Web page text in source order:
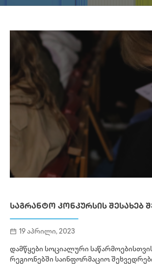
ᲡᲐᲒᲠᲐᲜᲢᲝ ᲙᲝᲜᲙᲣᲠᲡᲘᲡ ᲨᲔᲡᲐᲮᲔᲑ
19 აპრილი, 2023
დამწყები სოციალური
რეგიონებში საინფორმაციო